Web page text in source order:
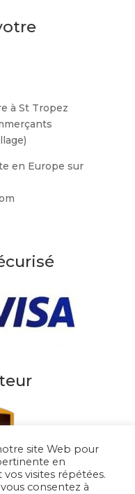
à St Tropez
en Europe sur
site Web pour
en
visites répétées.
consentez à